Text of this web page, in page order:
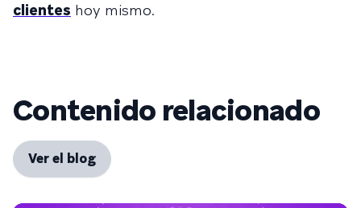
clientes hoy mismo.
Contenido relacionado
Ver el blog